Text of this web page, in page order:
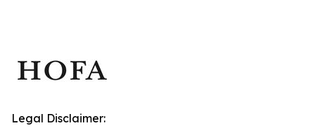
Legal Disclaimer: